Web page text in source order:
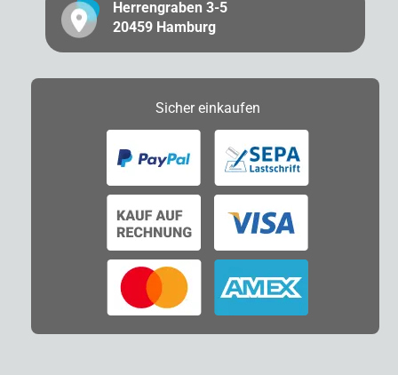
Herrengraben 3-5
20459 Hamburg
Sichereinkaufen